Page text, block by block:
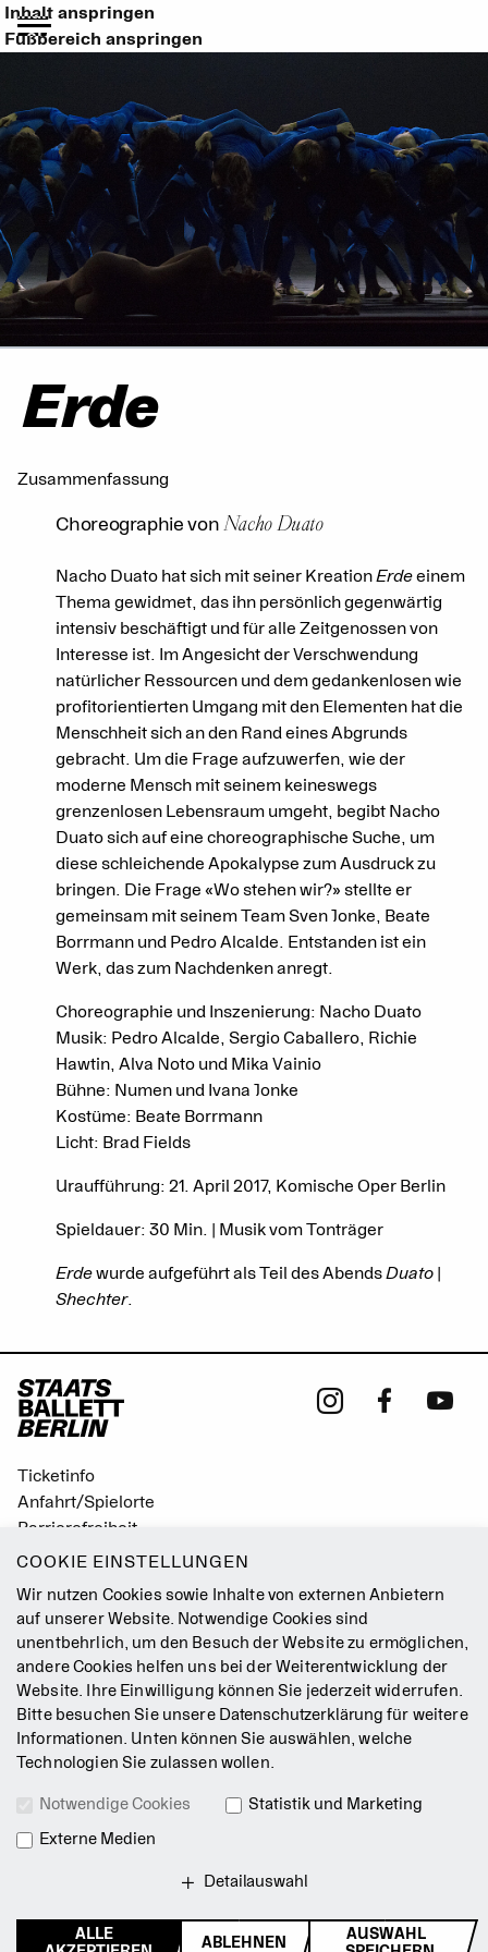
Inhalt anspringen
Fußbereich anspringen
Erde
Zusammenfassung
Choreographie von Nacho Duato
Nacho Duato hat sich mit seiner KreationErdeeinem
Thema gewidmet, das ihn persönlich gegenwärtig
intensiv beschäftigt und für alle Zeitgenossen von
Interesse ist. Im Angesicht der Verschwendung
natürlicher Ressourcen und dem gedankenlosen wie
profitorientierten Umgang mit den Elementen hat die
Menschheit sich an den Rand eines Abgrunds
gebracht. Um die Frage aufzuwerfen, wie der
moderne Mensch mit seinem keineswegs
grenzenlosen Lebensraum umgeht, begibt Nacho
Duato sich auf eine choreographische Suche, um
diese schleichende Apokalypse zum Ausdruck zu
bringen. Die Frage «Wo stehen wir?» stellte er
gemeinsam mit seinem Team Sven Jonke, Beate
Borrmann und Pedro Alcalde. Entstanden ist ein
Werk, das zum Nachdenken anregt.
Choreographie und Inszenierung: Nacho Duato
Musik: Pedro Alcalde, Sergio Caballero, Richie
Hawtin, Alva Noto und Mika Vainio
Bühne: Numen und Ivana Jonke
Kostüme: Beate Borrmann
Licht: Brad Fields
Uraufführung: 21. April 2017, Komische Oper Berlin
Spieldauer: 30 Min. | Musik vom Tonträger
Erdewurde aufgeführt als Teil des AbendsDuato |
Shechter.
Ticketinfo
Anfahrt/Spielorte
Barrierefreiheit
Leichte Sprache
Leitbild
Presse
Jobs
Kontakt
Newsletter
AGB
Datenschutz
© 2026 Staatsballett Berlin
COOKIE EINSTELLUNGEN
Wir nutzen Cookies sowie Inhalte von externen Anbietern
auf unserer Website. Notwendige Cookies sind
unentbehrlich, um den Besuch der Website zu ermöglichen,
andere Cookies helfen uns bei der Weiterentwicklung der
Website. Ihre Einwilligung können Sie jederzeit widerrufen.
Bitte besuchen Sie unsere Datenschutzerklärung für weitere
Informationen. Unten können Sie auswählen, welche
Technologien Sie zulassen wollen.
Notwendige Cookies
Statistik und Marketing
Externe Medien
Detailauswahl
ALLE
ABLEHNEN
AUSWAHL